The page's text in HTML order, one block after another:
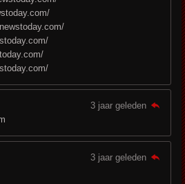
3 jaar geleden
3 jaar geleden